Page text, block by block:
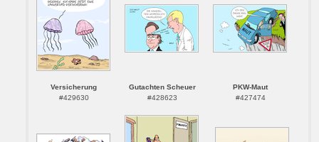
Versicherung
#429630
Gutachten Scheuer
#428623
PKW-Maut
#427474